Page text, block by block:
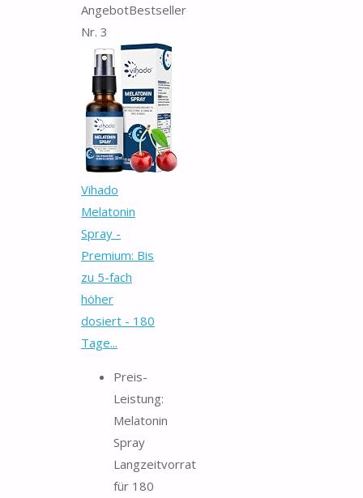
AngebotBestseller
Nr. 3
Vihado
Melatonin
Spray -
Premium: Bis
zu 5-fach
höher
dosiert - 180
Tage...
Preis-
Leistung:
Melatonin
Spray
Langzeitvorrat
für 180